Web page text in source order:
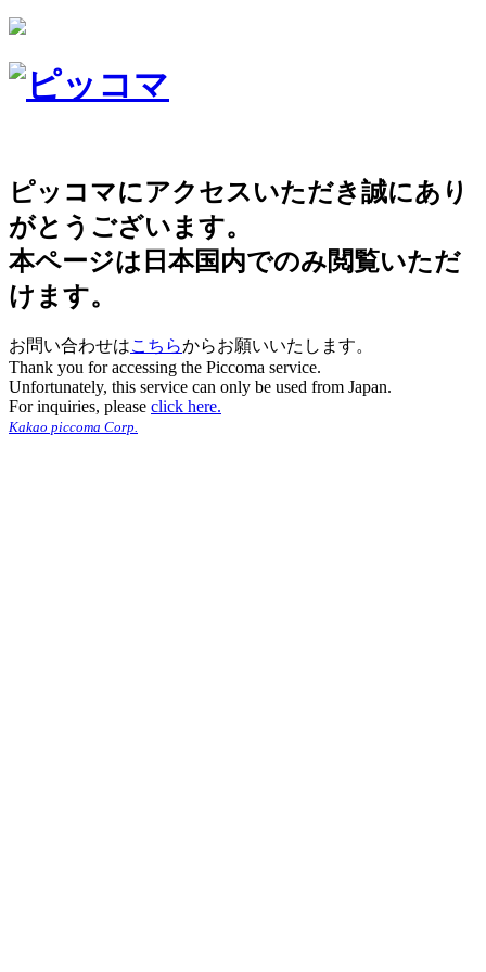
ピッコマにアクセスいただき誠にあり
がとうございます。
本ページは日本国内でのみ閲覧いただ
けます。
お問い合わせはこちらからお願いいたします。
Thank you for accessing the Piccoma service.
Unfortunately, this service can only be used from Japan.
For inquiries, please click here.
Kakao piccoma Corp.